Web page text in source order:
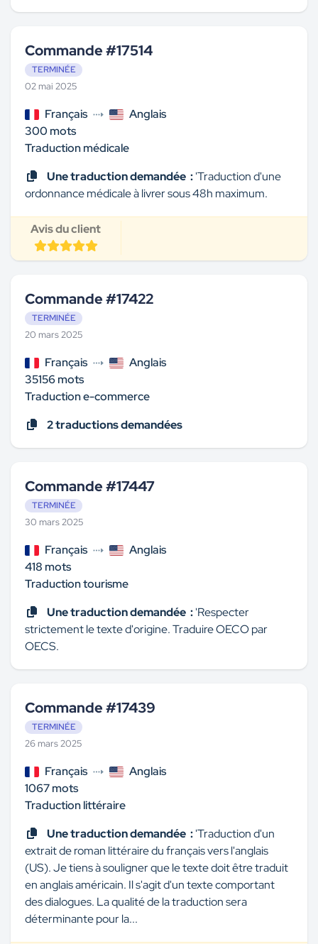
Commande #17514
TERMINÉE
02 mai 2025
Français
Anglais
300 mots
Traduction médicale
Une traduction demandée :'Traduction d'une
ordonnance médicale à livrer sous 48h maximum.
Avis du client
Commande #17422
TERMINÉE
20 mars 2025
Français
Anglais
35156 mots
Traduction e-commerce
2 traductions demandées
Commande #17447
TERMINÉE
30 mars 2025
Français
Anglais
418 mots
Traduction tourisme
Une traduction demandée :'Respecter
strictement le texte d'origine. Traduire OECO par
OECS.
Commande #17439
TERMINÉE
26 mars 2025
Français
Anglais
1067 mots
Traduction littéraire
Une traduction demandée :'Traduction d'un
extrait de roman littéraire du français vers l'anglais
(US). Je tiens à souligner que le texte doit être traduit
en anglais américain. Il s'agit d'un texte comportant
des dialogues. La qualité de la traduction sera
déterminante pour la...